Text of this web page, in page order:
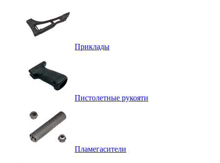
Приклады
Пистолетные рукояти
Пламегасители